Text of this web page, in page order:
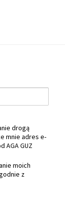
drogą
mnie adres e-
AGA GUZ
moich
z